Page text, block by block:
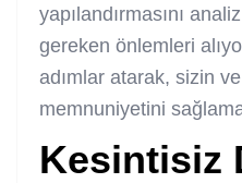
yapılandırmasını
gereken önlemleri
adımlar atarak, sizin
memnuniyetini
Kesintisiz